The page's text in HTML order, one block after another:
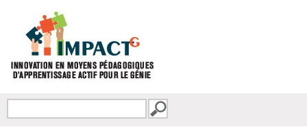
FORMULAIRE DE